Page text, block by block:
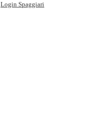
Login Spaggiari